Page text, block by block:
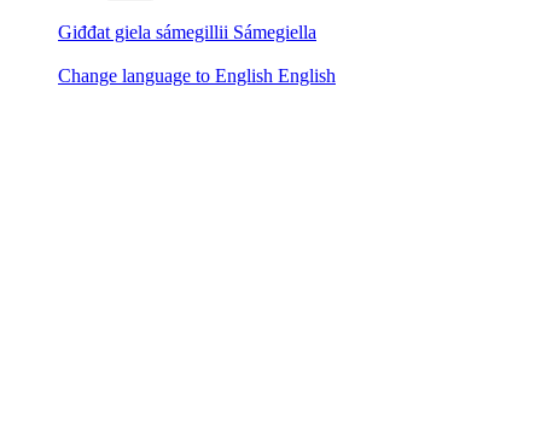
Giđđat giela sámegillii Sámegiella
Change language to English English